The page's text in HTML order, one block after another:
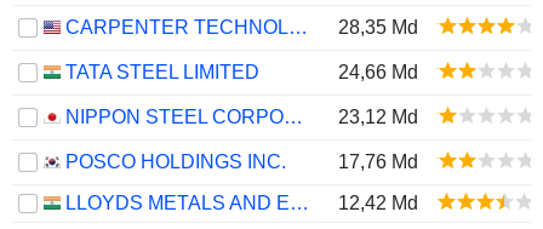
CARPENTER TECHNOLOGY CORPORATION 28,35 Md
TATA STEEL LIMITED 24,66 Md
NIPPON STEEL CORPORATION 23,12 Md
POSCO HOLDINGS INC.
17,76 Md
LLOYDS METALS AND ENERGY LIMITED
12,42 Md